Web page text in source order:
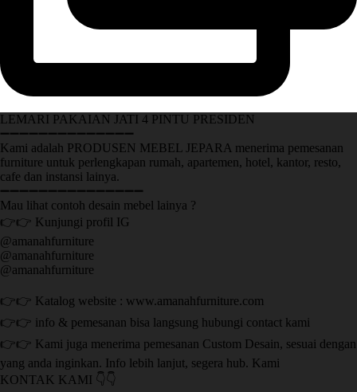
LEMARI PAKAIAN JATI 4 PINTU PRESIDEN
➖➖➖➖➖➖➖➖➖➖➖➖➖➖
Kami adalah PRODUSEN MEBEL JEPARA menerima pemesanan
furniture untuk perlengkapan rumah, apartemen, hotel, kantor, resto,
cafe dan instansi lainya.
➖➖➖➖➖➖➖➖➖➖➖➖➖➖➖
Mau lihat contoh desain mebel lainya ?
👉👉 Kunjungi profil IG
@amanahfurniture
@amanahfurniture
@amanahfurniture
👉👉 Katalog website : www.amanahfurniture.com
👉👉 info & pemesanan bisa langsung hubungi contact kami
👉👉 Kami juga menerima pemesanan Custom Desain, sesuai dengan
yang anda inginkan. Info lebih lanjut, segera hub. Kami
KONTAK KAMI 👇👇